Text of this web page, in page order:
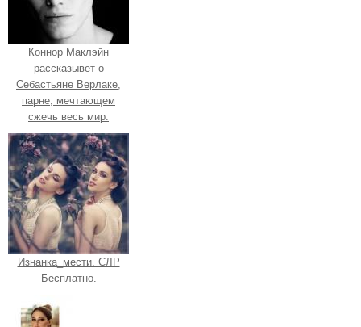
Коннор Маклэйн
рассказывет о
Себастьяне Верлаке,
парне, мечтающем
сжечь весь мир.
Изнанка_мести. СЛР
Бесплатно.